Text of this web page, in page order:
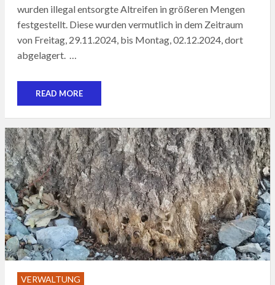
wurden illegal entsorgte Altreifen in größeren Mengen
festgestellt. Diese wurden vermutlich in dem Zeitraum
von Freitag, 29.11.2024, bis Montag, 02.12.2024, dort
abgelagert. …
READ MORE
VERWALTUNG